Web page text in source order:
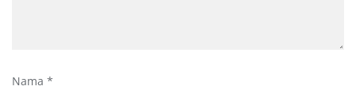
Nama *